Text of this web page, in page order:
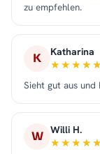
zu empfehlen.
K Katharina
Sieht gut aus und
W Willi H.